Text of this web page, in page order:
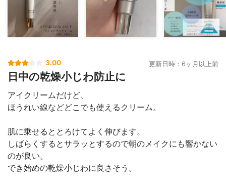
3.00 更新日時：6ヶ月以上前
日中の乾燥小じわ防止に
アイクリームだけど、
ほうれい線などどこでも使えるクリーム。
肌に乗せるととろけてよく伸びます。
しばらくするとサラッとするので朝のメイクにも響かない
のが良い。
でき始めの乾燥小じわに良さそう。